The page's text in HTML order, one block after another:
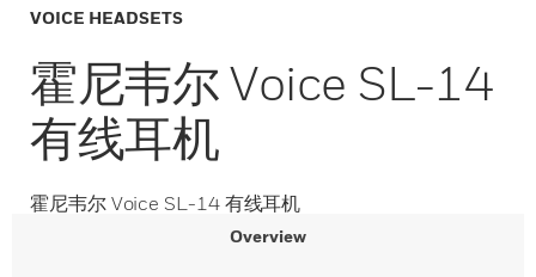
VOICE HEADSETS
霍尼韦尔 Voice SL-14
有线耳机
霍尼韦尔 Voice SL-14 有线耳机
Overview